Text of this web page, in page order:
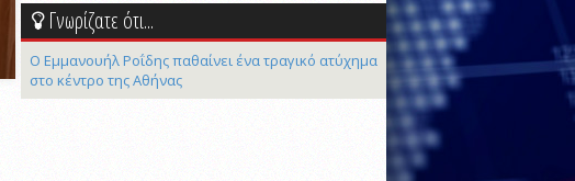
Γνωρίζατε ότι...
Ο Εμμανουήλ Ροΐδης παθαίνει ένα τραγικό ατύχημα
στο κέντρο της Αθήνας